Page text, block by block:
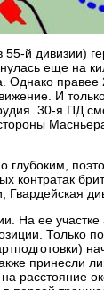
55-й
еще на
Однако
И
30-я ПД
глубоким,
контратак
Гвардейская
ее участке
Только
принесли
расстояние